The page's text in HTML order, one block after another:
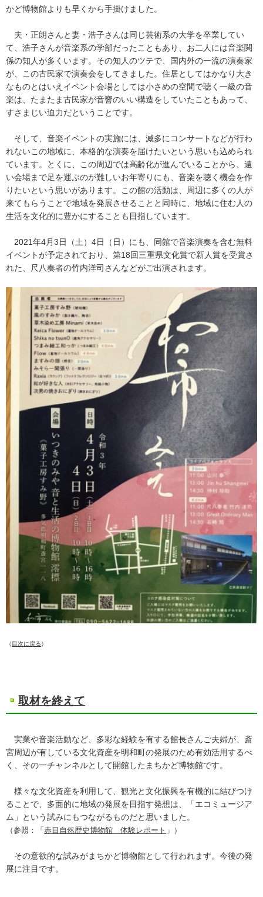
かど博物館よりも早くから手掛けました。
夫・正朗さんと妻・浩子さんは同じ芸術系の大学を卒業してい
て、浩子さんが音楽系の学部だったこともあり、お二人には音楽関
係の知人が多くいます。その知人のツテで、国内外の一流の演奏家
が、この古民家で演奏会をしてきました。住居としてはかなり大き
なものとはいえイベント会場としては小さめの空間で聴く一級の音
楽は、たまたま古民家が音響のいい構造をしていたこともあって、
すさまじい迫力だということです。
そして、音楽イベントの実施には、滅多にコンサートなどが行わ
れないこの地域に、本格的な演奏を届けたいという思いも込められ
ています。とくに、この周辺では高齢化が進んでいることから、遠
い会場まで足を運ぶのが難しいお年寄りにも、音楽を聴く機会を作
りたいという思いがあります。この館の活動は、周辺に多くの人が
来てもらうことで地域を発展させることと同時に、地域に住む人の
生活を文化的に豊かにすることも目指しています。
2021年4月3日（土）4日（日）にも、同館で音楽演奏を含む無料
イベントが予定されており、第18回三重県文化賞で新人賞を受賞さ
れた、尺八奏者の竹内洋司さんなどがご出演されます。
（目次に戻る）
取材を終えて
実業や音楽活動など、多彩な経験を有する館長さんご夫婦が、斎
宮周辺が有している文化資産を明和町の発展のため有効活用するべ
く、その一チャンネルとして開館したまちかど博物館です。
様々な文化資産を利用して、観光と文化振興を有機的に結びつけ
ることで、多面的に地域の発展を目指す発想は、「エコミュージア
ム」という試みにもつながるものだと思いました。
（参照：「 赤目自然歴史博物館 体験レポート 」）
その意欲的な試みがまちかど博物館として行われます。今後の発
展に注目です。